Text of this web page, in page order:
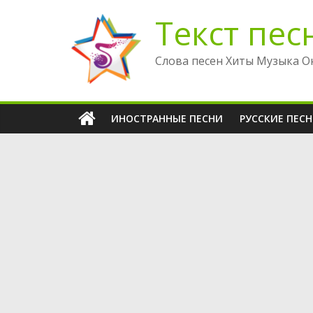
содержимому
Текст
Слова песен Хиты Музыка
ИНОСТРАННЫЕ ПЕСНИ РУССКИЕ